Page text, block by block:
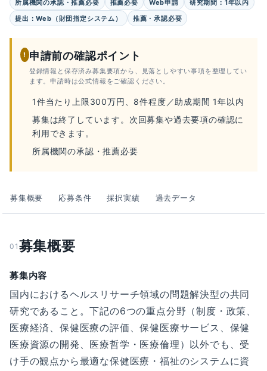
所属機関の承認・推薦必要 推薦必要 Web申請
研究期間：1年以内
提出：Web（財団指定システム）
推薦・承認必要
! 申請前の確認ポイント
登録情報と保存済み募集要項から、見落としやすい事項を整理してい
ます。申請時は公式情報をご確認ください。
1件当たり上限300万円、8件程度／助成期間 1年以内
募集は終了しています。次回募集や過去要項の確認に
利用できます。
所属機関の承認・推薦必要
募集概要 応募条件 採択実績 過去データ
01 募集概要
募集内容
国内におけるヘルスリサーチ領域の問題解決型の共同
研究であること。下記の6つの重点分野（制度・政策、
医療経済、保健医療の評価、保健医療サービス、保健
医療資源の開発、医療哲学・医療倫理）以外でも、受
け手の観点から最適な保健医療・福祉のシステムに資